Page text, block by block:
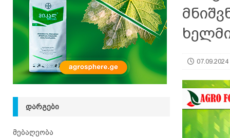
[ 08.08.2026 ] ზაანენური ჯიშის თხა
07.09.2024
ᲓᲐᲠᲒᲔᲑᲘ
მებაღეობა